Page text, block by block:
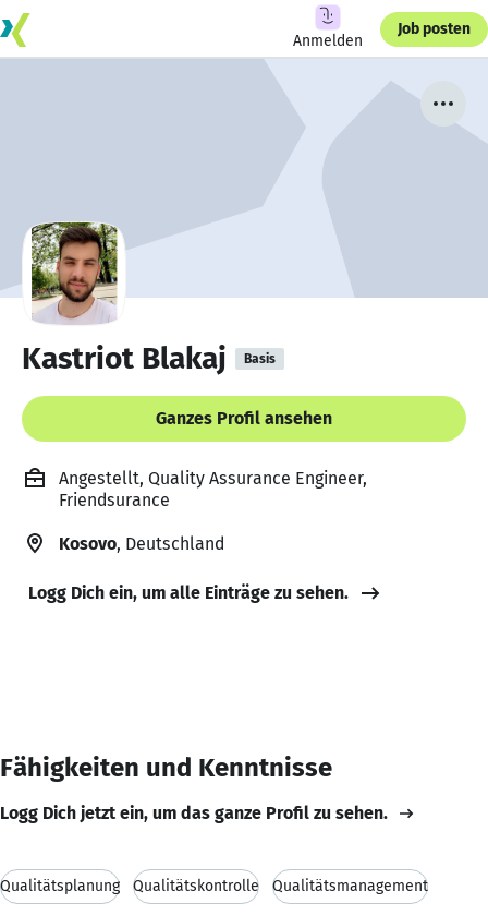
Anmelden
Job posten
Kastriot Blakaj Basis
Ganzes Profil ansehen
Angestellt, Quality Assurance Engineer,
Friendsurance
Kosovo, Deutschland
Logg Dich ein, um alle Einträge zu sehen.
Fähigkeiten und Kenntnisse
Logg Dich jetzt ein, um das ganze Profil zu sehen.
Qualitätsplanung Qualitätskontrolle Qualitätsmanagement